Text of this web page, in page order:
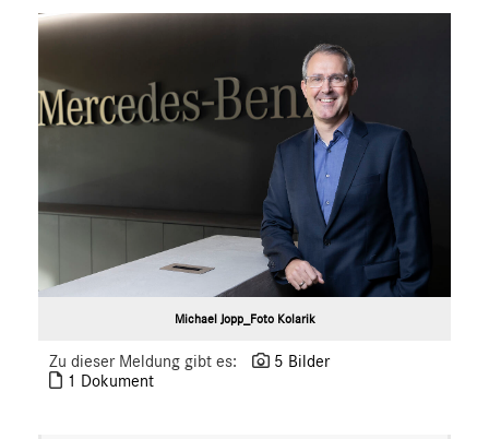
Michael Jopp_Foto Kolarik
Zu dieser Meldung gibt es:
5 Bilder
1 Dokument